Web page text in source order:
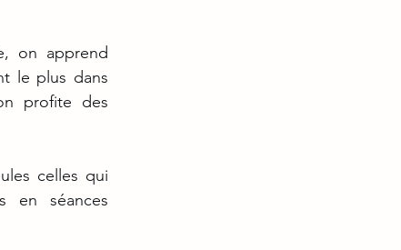
on apprend
le plus dans
profite des
celles qui
en séances